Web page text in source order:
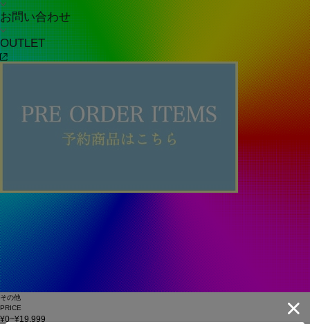
お問い合わせ
OUTLET
その他
PRICE
¥0~¥19,999